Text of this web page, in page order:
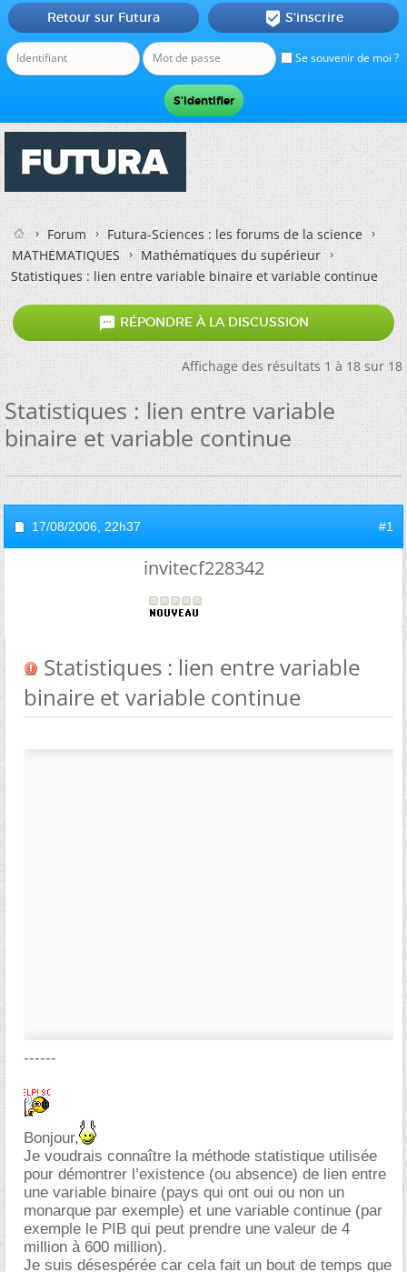
Se souvenir de moi ?
Retour sur Futura  S'inscrire
Forum
Futura-Sciences : les forums de la science
MATHEMATIQUES
Mathématiques du supérieur
Statistiques : lien entre variable binaire et variable continue
 RÉPONDRE À LA DISCUSSION
Affichage des résultats 1 à 18 sur 18
Statistiques : lien entre variable
binaire et variable continue
17/08/2006, 22h37 #1
invitecf228342
Statistiques : lien entre variable
binaire et variable continue
------
Bonjour,
Je voudrais connaître la méthode statistique utilisée
pour démontrer l’existence (ou absence) de lien entre
une variable binaire (pays qui ont oui ou non un
monarque par exemple) et une variable continue (par
exemple le PIB qui peut prendre une valeur de 4
million à 600 million).
Je suis désespérée car cela fait un bout de temps que